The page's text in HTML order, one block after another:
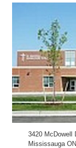
3420 McDowell
Mississauga